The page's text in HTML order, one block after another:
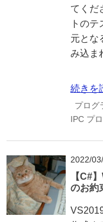
てくだ
トの
元とな
み込ま
続きを
プログ
IPC プ
2022/
【C#
のお約